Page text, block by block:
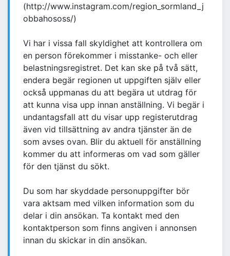
(http://www.instagram.com/region_sormland_j
obbahososs/)
Vi har i vissa fall skyldighet att kontrollera om
en person förekommer i misstanke- och eller
belastningsregistret. Det kan ske på två sätt,
endera begär regionen ut uppgiften själv eller
också uppmanas du att begära ut utdrag för
att kunna visa upp innan anställning. Vi begär i
undantagsfall att du visar upp registerutdrag
även vid tillsättning av andra tjänster än de
som avses ovan. Blir du aktuell för anställning
kommer du att informeras om vad som gäller
för den tjänst du sökt.
Du som har skyddade personuppgifter bör
vara aktsam med vilken information som du
delar i din ansökan. Ta kontakt med den
kontaktperson som finns angiven i annonsen
innan du skickar in din ansökan.